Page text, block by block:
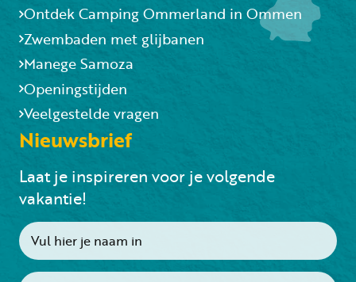
Ontdek Camping Ommerland in Ommen
Zwembaden met glijbanen
Manege Samoza
Openingstijden
Veelgestelde vragen
Nieuwsbrief
Laat je inspireren voor je volgende
vakantie!